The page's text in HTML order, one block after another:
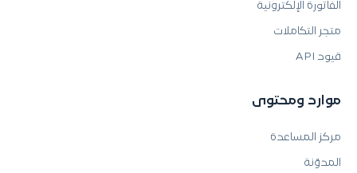
الفاتورة الإلكترونية
متجر التكاملات
قيود API
موارد ومحتوى
مركز المساعدة
المدوّنة